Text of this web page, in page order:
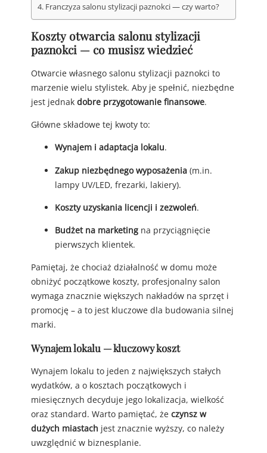
Franczyza salonu stylizacji paznokci — czy warto?
Koszty otwarcia salonu stylizacji
paznokci — co musisz wiedzieć
Otwarcie własnego salonu stylizacji paznokci to
marzenie wielu stylistek. Aby je spełnić, niezbędne
jest jednak dobre przygotowanie finansowe.
Główne składowe tej kwoty to:
Wynajem i adaptacja lokalu.
Zakup niezbędnego wyposażenia (m.in.
lampy UV/LED, frezarki, lakiery).
Koszty uzyskania licencji i zezwoleń.
Budżet na marketing na przyciągnięcie
pierwszych klientek.
Pamiętaj, że chociaż działalność w domu może
obniżyć początkowe koszty, profesjonalny salon
wymaga znacznie większych nakładów na sprzęt i
promocję – a to jest kluczowe dla budowania silnej
marki.
Wynajem lokalu — kluczowy koszt
Wynajem lokalu to jeden z największych stałych
wydatków, a o kosztach początkowych i
miesięcznych decyduje jego lokalizacja, wielkość
oraz standard. Warto pamiętać, że czynsz w
dużych miastach jest znacznie wyższy, co należy
uwzględnić w biznesplanie.